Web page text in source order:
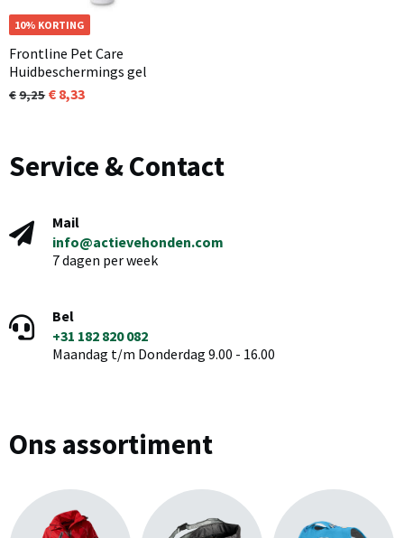
10% KORTING
Frontline Pet Care
Huidbeschermings gel
9,25 8,33
Service & Contact
Mail
info@actievehonden.com
7 dagen per week
Bel
+31 182 820 082
Maandag t/m Donderdag 9.00 - 16.00
Ons assortiment